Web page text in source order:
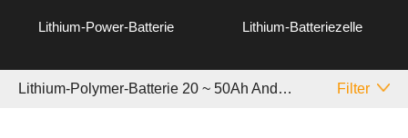
Lithium-Power-Batterie Lithium-Batteriezelle
Lithium-Polymer-Batterie 20 ~ 50Ah Andere Filter